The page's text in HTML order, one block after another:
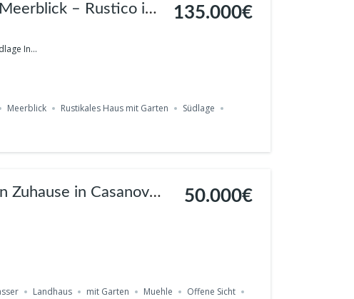
In...
135.000€
Meerblick Rustikales Haus mit Garten
Südlage
Zuhause in Casanova
50.000€
Landhaus mit Garten Muehle
Offene Sicht